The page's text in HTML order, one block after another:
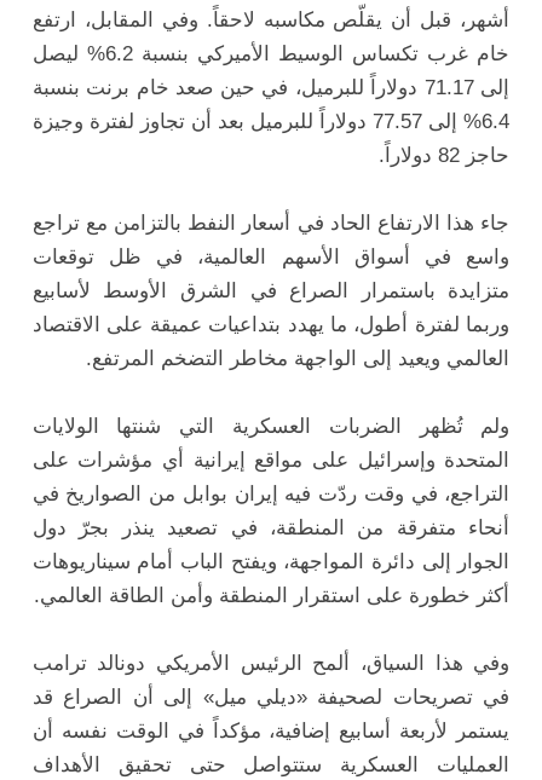
أشهر، قبل أن يقلّص مكاسبه لاحقاً. وفي المقابل، ارتفع
خام غرب تكساس الوسيط الأميركي بنسبة 6.2% ليصل
إلى 71.17 دولاراً للبرميل، في حين صعد خام برنت بنسبة
6.4% إلى 77.57 دولاراً للبرميل بعد أن تجاوز لفترة وجيزة
حاجز 82 دولاراً.
جاء هذا الارتفاع الحاد في أسعار النفط بالتزامن مع تراجع
واسع في أسواق الأسهم العالمية، في ظل توقعات
متزايدة باستمرار الصراع في الشرق الأوسط لأسابيع
وربما لفترة أطول، ما يهدد بتداعيات عميقة على الاقتصاد
العالمي ويعيد إلى الواجهة مخاطر التضخم المرتفع.
ولم تُظهر الضربات العسكرية التي شنتها الولايات
المتحدة وإسرائيل على مواقع إيرانية أي مؤشرات على
التراجع، في وقت ردّت فيه إيران بوابل من الصواريخ في
أنحاء متفرقة من المنطقة، في تصعيد ينذر بجرّ دول
الجوار إلى دائرة المواجهة، ويفتح الباب أمام سيناريوهات
أكثر خطورة على استقرار المنطقة وأمن الطاقة العالمي.
وفي هذا السياق، ألمح الرئيس الأمريكي دونالد ترامب
في تصريحات لصحيفة «ديلي ميل» إلى أن الصراع قد
يستمر لأربعة أسابيع إضافية، مؤكداً في الوقت نفسه أن
العمليات العسكرية ستتواصل حتى تحقيق الأهداف